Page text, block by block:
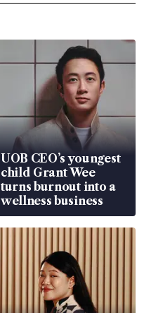
UOB CEO’s youngest
child Grant Wee
turns burnout into a
wellness business